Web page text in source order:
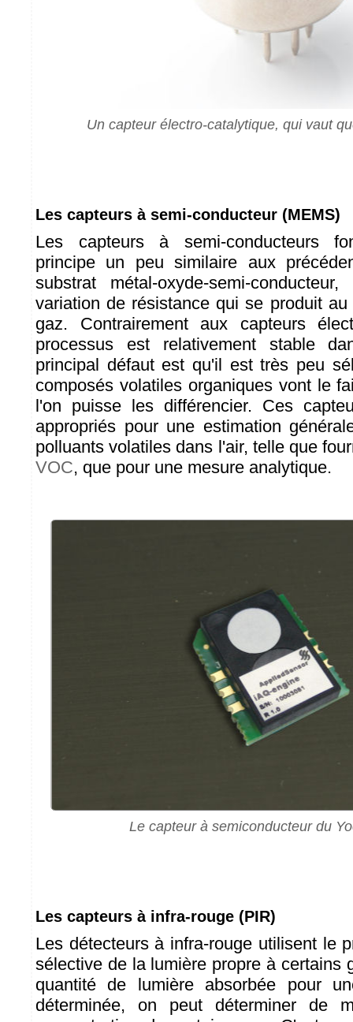
Un capteur électro-catalytique, qui vaut
Les capteurs à semi-conducteur (MEMS)
Les capteurs à semi-conducteurs
principe un peu similaire aux
substrat métal-oxyde-semi-
variation de résistance qui se produit
gaz. Contrairement aux capteurs
processus est relativement stable
principal défaut est qu'il est très peu
composés volatiles organiques vont le
l'on puisse les différencier. Ces
appropriés pour une estimation
polluants volatiles dans l'air, telle que
VOC, que pour une mesure analytique.
Le capteur à semiconducteur du
Les capteurs à infra-rouge (PIR)
Les détecteurs à infra-rouge utilisent le
sélective de la lumière propre à certains
quantité de lumière absorbée pour
déterminée, on peut déterminer de